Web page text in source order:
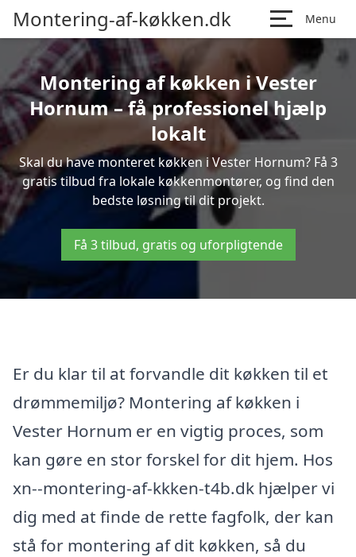
Montering-af-køkken.dk Menu
Montering af køkken i Vester
Hornum – få professionel hjælp
lokalt
Skal du have monteret køkken i Vester Hornum? Få 3
gratis tilbud fra lokale køkkenmontører, og find den
bedste løsning til dit projekt.
Få 3 tilbud, gratis og uforpligtende
Er du klar til at forvandle dit køkken til et
drømmemiljø? Montering af køkken i
Vester Hornum er en vigtig proces, som
kan gøre en stor forskel for dit hjem. Hos
xn--montering-af-kkken-t4b.dk hjælper vi
dig med at finde de rette fagfolk, der kan
stå for montering af dit køkken, så du